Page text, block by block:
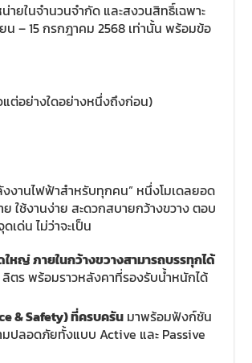
ยในจำนวนจำกัด และสงวนสิทธิ์เฉพาะ
– 15 กรกฎาคม 2568 เท่านั้น พร้อมข้อ
แต่อย่างใดอย่างหนึ่งถึงก่อน)
งานไฟฟ้าสำหรับทุกคน” หนึ่งโมเดลยอด
ใช้งานง่าย สะดวกสบายกว้างขวาง ตอบ
ด่น ไม่ว่าจะเป็น
หญ่ ภายในกว้างขวางสามารถบรรทุกได้
ตร พร้อมราวหลังคาที่รองรับน้ำหนักได้
& Safety)ที่ครบครัน มาพร้อมฟังก์ชัน
ปลอดภัยทั้งแบบ Active และ Passive